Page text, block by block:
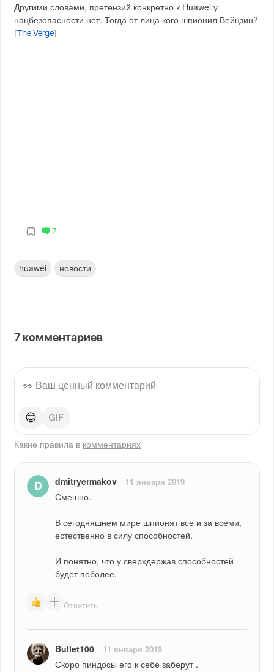
Другими словами, претензий конкретно к Huawei у
нацбезопасности нет. Тогда от лица кого шпионил Вейцзин?
The Verge
7
huawei новости
7 комментариев
😊
Какие правила в комментариях
dmitryermakov 11 января 2019
Смешно.
В сегодняшнем мире шпионят все и за всеми,
естественно в силу способностей.
И понятно, что у сверхдержав способностей
будет поболее.
Ответить
Bullet100 11 января 2019
Скоро пиндосы его к себе заберут .